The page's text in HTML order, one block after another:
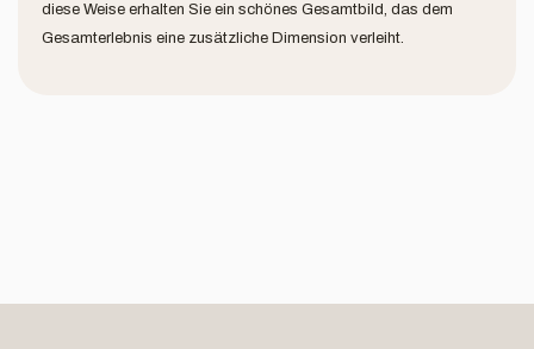
diese Weise erhalten Sie ein schönes Gesamtbild, das dem
Gesamterlebnis eine zusätzliche Dimension verleiht.